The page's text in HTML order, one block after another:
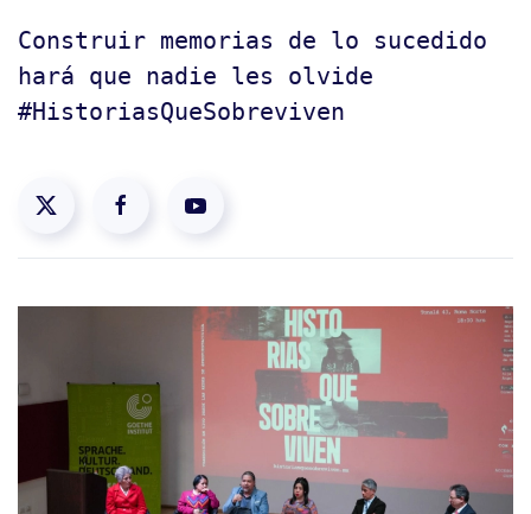
Construir memorias de lo sucedido
hará que nadie les olvide
#HistoriasQueSobreviven